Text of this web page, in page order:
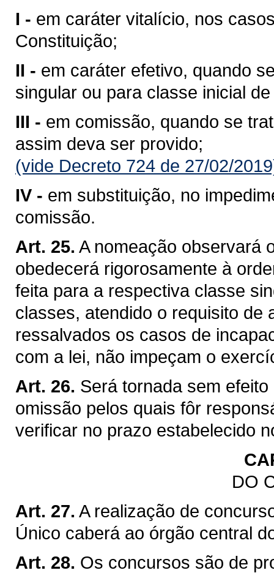
I - em caráter vitalício, nos
Constituição;
II - em caráter efetivo, quando
singular ou para classe inicial
III - em comissão, quando se
assim deva ser provido;
(vide Decreto 724 de 27/02/
IV - em substituição, no
comissão.
Art. 25. A nomeação observará
obedecerá rigorosamente à
feita para a respectiva classe
classes, atendido o requisito de
ressalvados os casos de
com a lei, não impeçam o
Art. 26. Será tornada sem
omissão pelos quais fôr
verificar no prazo estabelecido
DO
Art. 27. A realização de
Único caberá ao órgão central
Art. 28. Os concursos são de